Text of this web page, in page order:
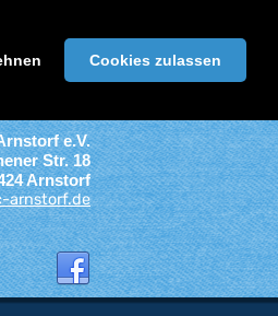
Cookies zulassen
e.V.
Str. 18
Arnstorf
arnstorf.de